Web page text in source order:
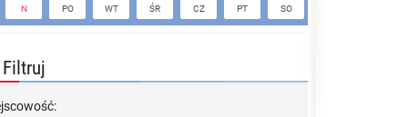
N PO WT ŚR CZ PT SO
Filtruj